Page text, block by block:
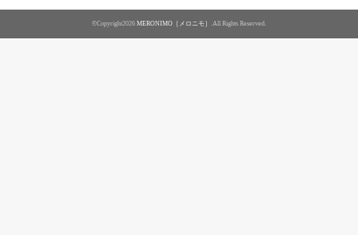
©Copyright2026 MERONIMO［メロニモ］ .All Rights Reserved.